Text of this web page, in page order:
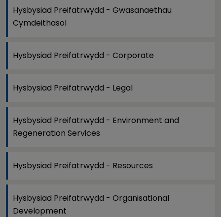
Hysbysiad Preifatrwydd - Gwasanaethau
Cymdeithasol
Hysbysiad Preifatrwydd - Corporate
Hysbysiad Preifatrwydd - Legal
Hysbysiad Preifatrwydd - Environment and
Regeneration Services
Hysbysiad Preifatrwydd - Resources
Hysbysiad Preifatrwydd - Organisational
Development